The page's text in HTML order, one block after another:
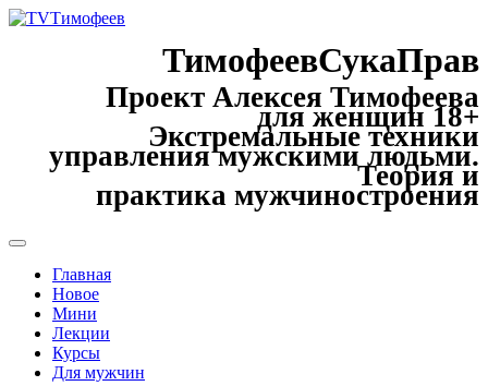
ТимофеевСукаПрав
Проект Алексея Тимофеева
для женщин 18+
Экстремальные техники
управления мужскими людьми.
Теория и
практика мужчиностроения
Главная
Новое
Мини
Лекции
Курсы
Для мужчин